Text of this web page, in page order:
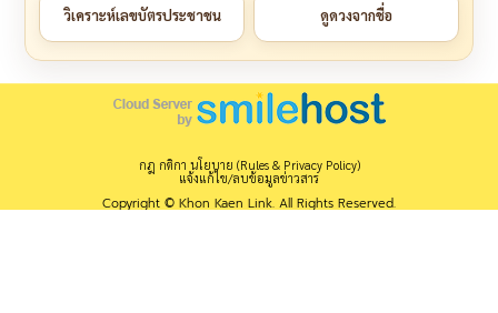
วิเคราะห์เลขบัตรประชาชน ดูดวงจากชื่อ
กฎ กติกา นโยบาย (Rules & Privacy Policy)
แจ้งแก้ไข/ลบข้อมูลข่าวสาร
Copyright © Khon Kaen Link. All Rights Reserved.